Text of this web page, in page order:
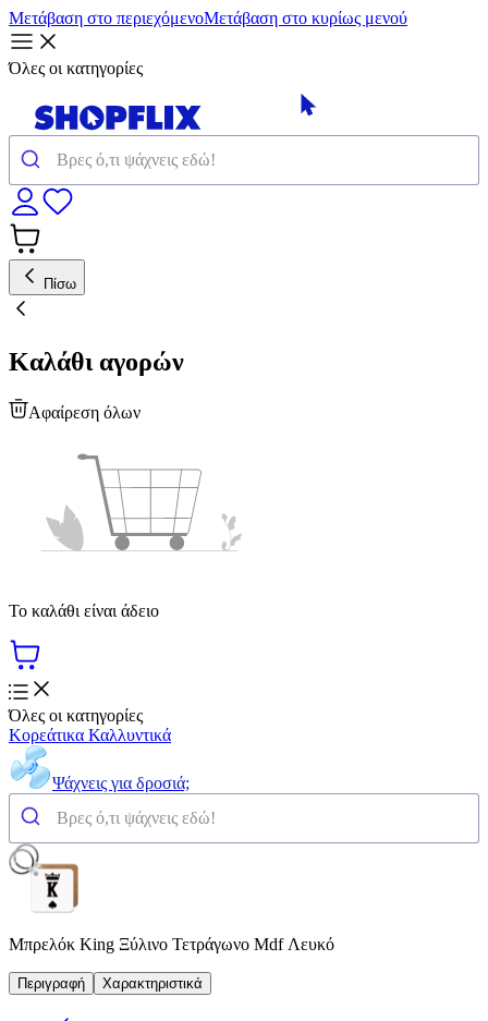
Μετάβαση στο περιεχόμενοΜετάβαση στο κυρίως μενού
Όλες οι κατηγορίες
Πίσω
Καλάθι αγορών
Αφαίρεση όλων
Το καλάθι είναι άδειο
Όλες οι κατηγορίες
Κορεάτικα Καλλυντικά
Ψάχνεις για δροσιά;
Μπρελόκ King Ξύλινο Τετράγωνο Mdf Λευκό
Περιγραφή Χαρακτηριστικά